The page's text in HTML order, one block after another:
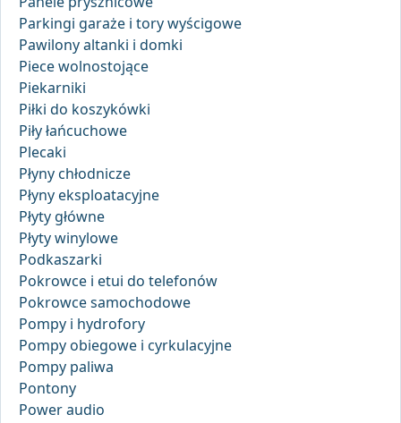
Parkingi garaże i tory wyścigowe
Pawilony altanki i domki
Piece wolnostojące
Piekarniki
Piłki do koszykówki
Piły łańcuchowe
Plecaki
Płyny chłodnicze
Płyny eksploatacyjne
Płyty główne
Płyty winylowe
Podkaszarki
Pokrowce i etui do telefonów
Pokrowce samochodowe
Pompy i hydrofory
Pompy obiegowe i cyrkulacyjne
Pompy paliwa
Pontony
Power audio